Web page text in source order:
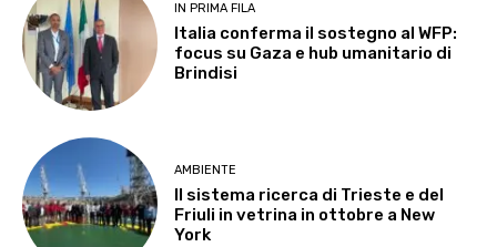
IN PRIMA FILA
Italia conferma il sostegno al WFP:
focus su Gaza e hub umanitario di
Brindisi
AMBIENTE
Il sistema ricerca di Trieste e del
Friuli in vetrina in ottobre a New
York